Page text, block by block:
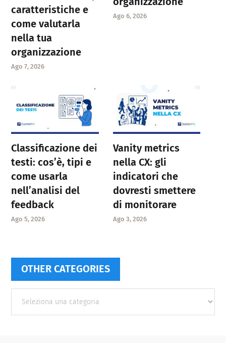
caratteristiche e
come valutarla
nella tua
organizzazione
Ago 7, 2026
Ago 6, 2026
Classificazione dei
testi: cos’è, tipi e
come usarla
nell’analisi del
feedback
Ago 5, 2026
Vanity metrics
nella CX: gli
indicatori che
dovresti smettere
di monitorare
Ago 3, 2026
OTHER CATEGORIES
categories